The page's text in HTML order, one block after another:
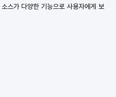
스가 다양한 기능으로 사용자에게 보